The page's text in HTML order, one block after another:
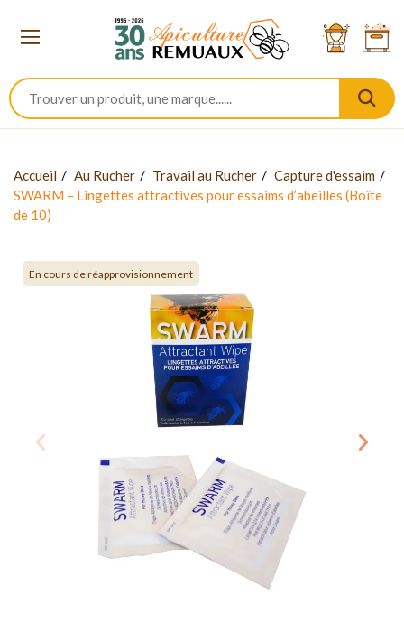
Accueil Au Rucher Travail au Rucher
Capture d'essaim
SWARM – Lingettes attractives pour essaims d’abeilles (Boîte
de 10)
En cours de réapprovisionnement